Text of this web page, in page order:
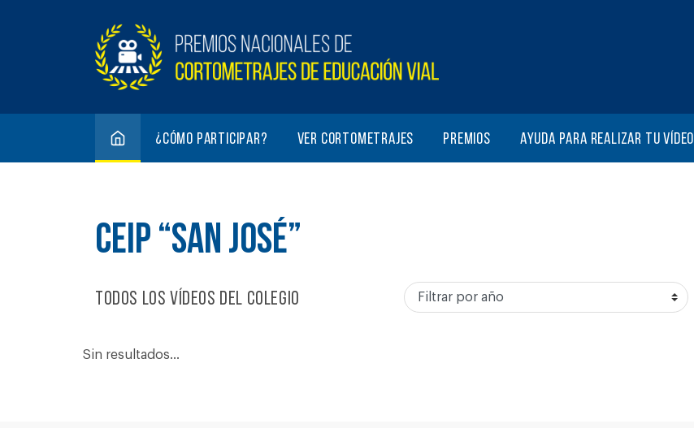
¿Cómo participar? Ver cortometrajes Premios Ayuda para realizar tu vídeo
CEIP “SAN JOSÉ”
Todos los vídeos del colegio
Sin resultados...